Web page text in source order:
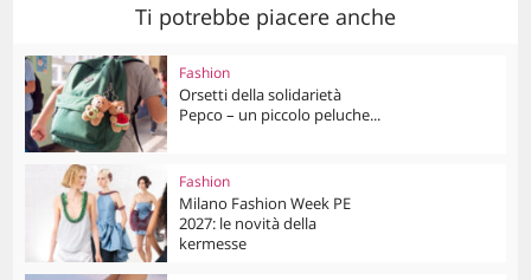
Ti potrebbe piacere anche
Fashion
Orsetti della solidarietà
Pepco – un piccolo peluche...
Fashion
Milano Fashion Week PE
2027: le novità della
kermesse